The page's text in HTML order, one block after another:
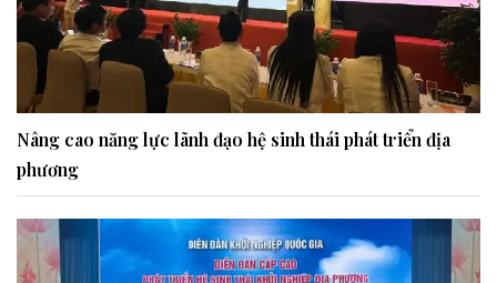
Nâng cao năng lực lãnh đạo hệ sinh thái phát triển địa
phương